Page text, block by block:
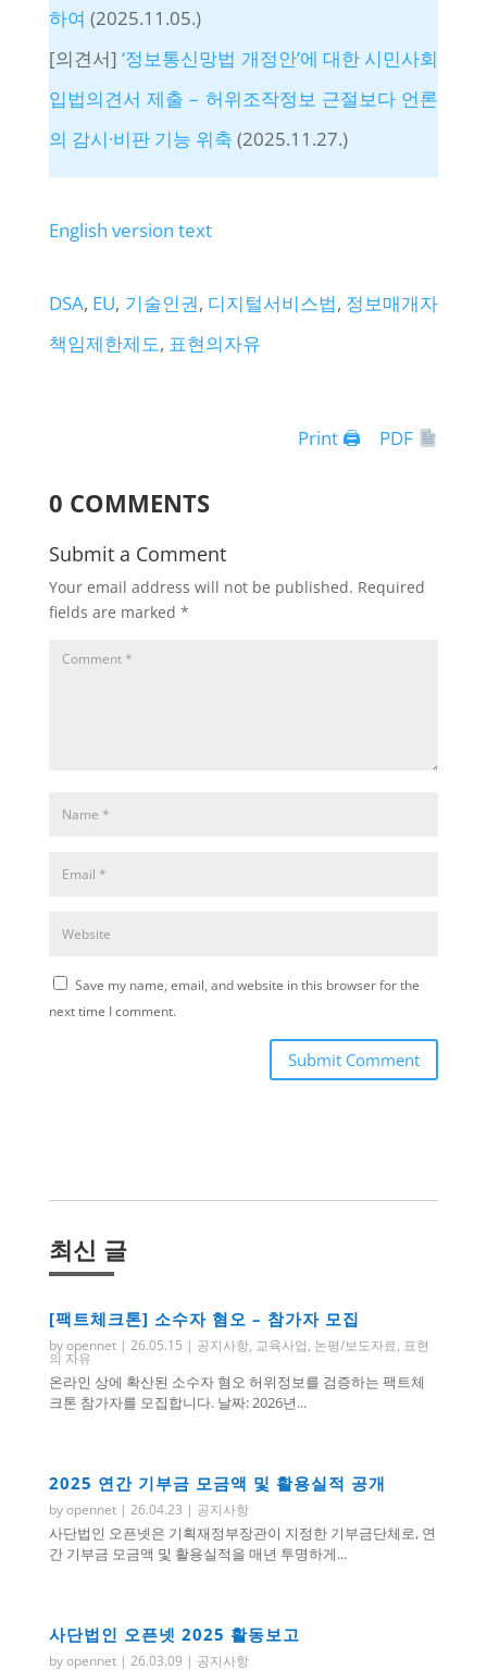
하여 (2025.11.05.)
[의견서]‘정보통신망법 개정안’에 대한 시민사회
입법의견서 제출 – 허위조작정보 근절보다 언론
의 감시·비판 기능 위축 (2025.11.27.)
English version text
DSA, EU, 기술인권, 디지털서비스법, 정보매개자
책임제한제도, 표현의자유
Print 🖨 PDF
0 COMMENTS
Submit a Comment
Your email address will not be published. Required
fields are marked *
Save my name, email, and website in this browser for the
next time I comment.
Submit Comment
최신 글
[팩트체크톤] 소수자 혐오 – 참가자 모집
byopennet| 26.05.15 | 공지사항, 교육사업, 논평/보도자료, 표현
의 자유
온라인 상에 확산된 소수자 혐오 허위정보를 검증하는 팩트체
크톤 참가자를 모집합니다. 날짜: 2026년...
2025 연간 기부금 모금액 및 활용실적 공개
byopennet| 26.04.23 | 공지사항
사단법인 오픈넷은 기획재정부장관이 지정한 기부금단체로, 연
간 기부금 모금액 및 활용실적을 매년 투명하게...
사단법인 오픈넷 2025 활동보고
byopennet| 26.03.09 | 공지사항